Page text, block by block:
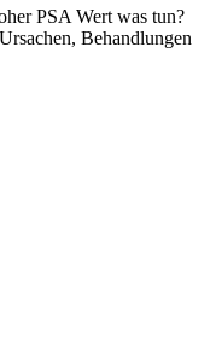
PSA Wert was tun?
Behandlungen